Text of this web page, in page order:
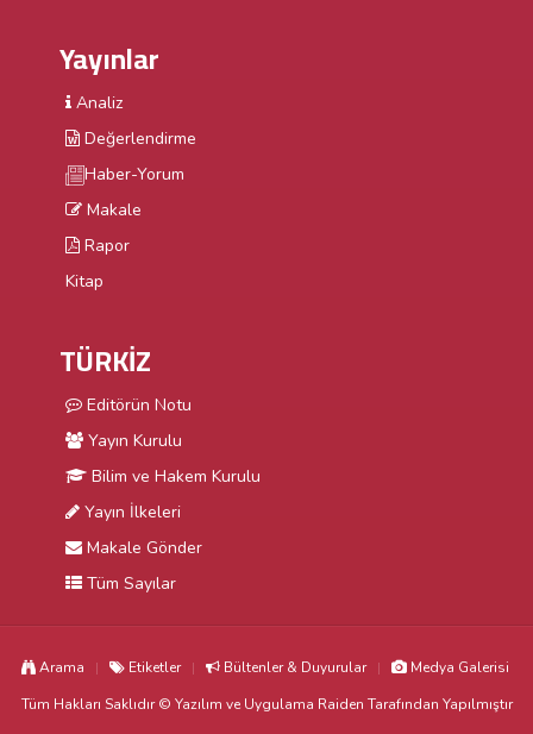
Yayınlar
Analiz
Değerlendirme
Haber-Yorum
Makale
Rapor
Kitap
TÜRKİZ
Editörün Notu
Yayın Kurulu
Bilim ve Hakem Kurulu
Yayın İlkeleri
Makale Gönder
Tüm Sayılar
Arama Etiketler Bültenler & Duyurular
Medya Galerisi
Tüm Hakları Saklıdır © Yazılım ve Uygulama Raiden Tarafından Yapılmıştır